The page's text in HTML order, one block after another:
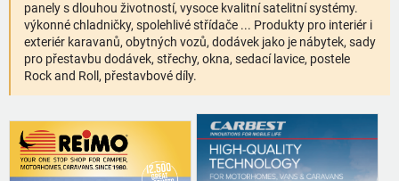
panely s dlouhou životností, vysoce kvalitní satelitní systémy.
výkonné chladničky, spolehlivé střídače ... Produkty pro interiér i
exteriér karavanů, obytných vozů, dodávek jako je nábytek, sady
pro přestavbu dodávek, střechy, okna, sedací lavice, postele
Rock and Roll, přestavbové díly.